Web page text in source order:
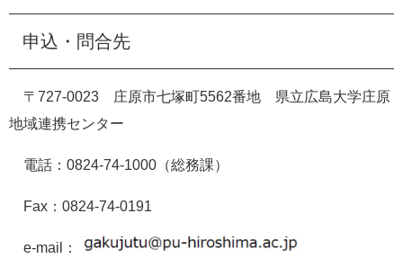
申込・問合先
〒727-0023 庄原市七塚町5562番地 県立広島大学庄原
地域連携センター
電話：0824-74-1000（総務課）
Fax：0824-74-0191
e-mail：